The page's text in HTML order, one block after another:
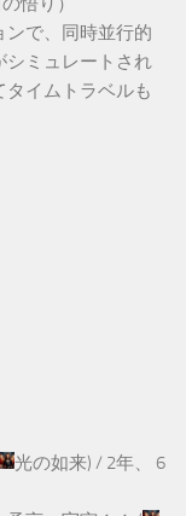
ンで、同時並行的
シミュレートされ
イムトラベルも
光の如来) / 2年、 6